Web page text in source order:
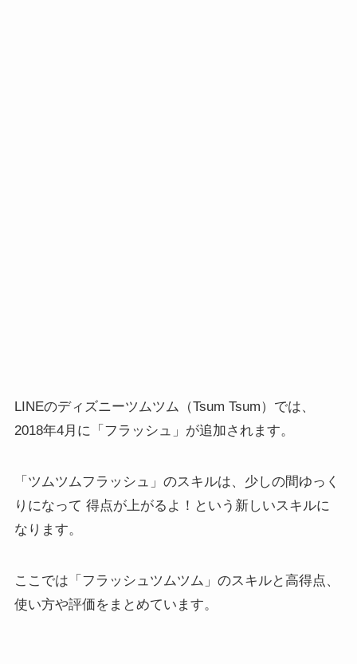
LINEのディズニーツムツム（Tsum Tsum）では、
2018年4月に「フラッシュ」が追加されます。
「ツムツムフラッシュ」のスキルは、少しの間ゆっく
りになって 得点が上がるよ！という新しいスキルに
なります。
ここでは「フラッシュツムツム」のスキルと高得点、
使い方や評価をまとめています。